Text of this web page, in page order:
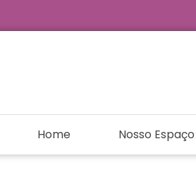
Home Nosso Espaço